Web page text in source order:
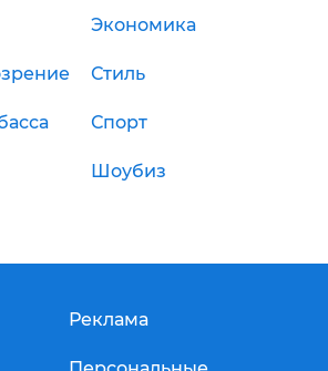
Экономика
Стиль
Спорт
Шоубиз
Реклама